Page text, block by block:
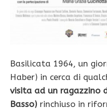
Basilicata 1964, un
Haber) in cerca di
visita ad un ragazzino
Basso) rinchiuso in